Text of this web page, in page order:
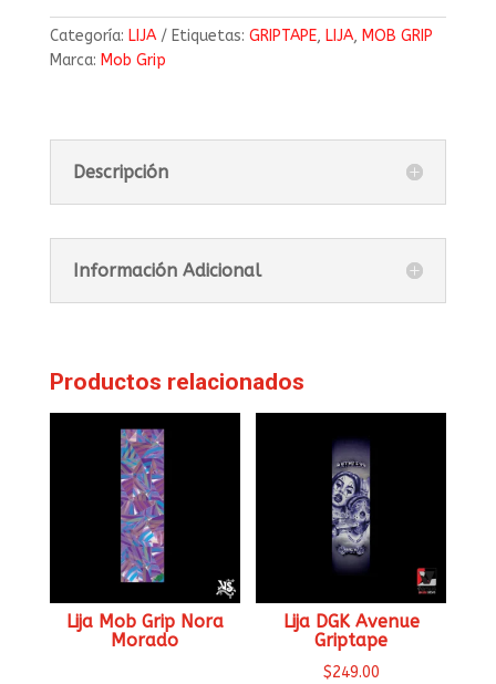
Categoría: LIJA Etiquetas: GRIPTAPE, LIJA, MOB GRIP
Marca: Mob Grip
Descripción
Información Adicional
Productos relacionados
Lija Mob Grip Nora
Morado
Lija DGK Avenue
Griptape
$249.00